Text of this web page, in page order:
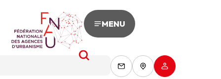
MENU